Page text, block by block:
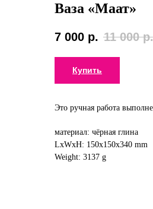
Ваза «Маат»
7 000 р. 11 000 р.
Купить
Это ручная работа
материал: чёрная глина
LxWxH: 150x150x340 mm
Weight: 3137 g